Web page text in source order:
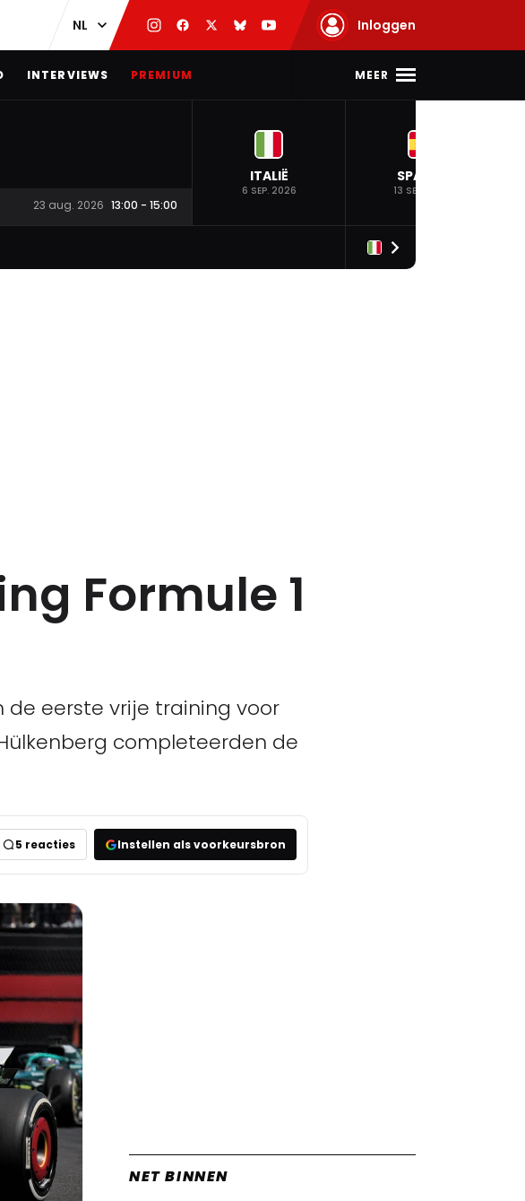
Inloggen
INTERVIEWS PREMIUM MEER
23 aug. 2026 13:00 - 15:00
ITALIË
6 SEP. 2026
SPANJE
13 SEP. 2026
Formule 1
de eerste vrije training voor
completeerden de
5 reacties Instellen als voorkeursbron
NET BINNEN